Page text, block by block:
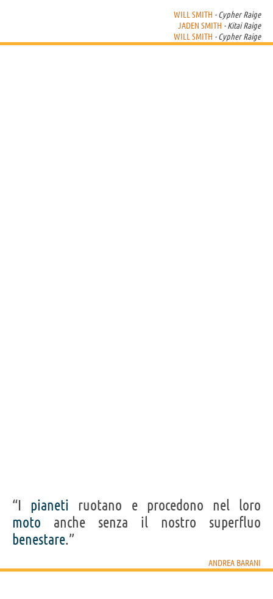
WILL SMITH - Cypher Raige
JADEN SMITH - Kitai Raige
WILL SMITH - Cypher Raige
“I pianeti ruotano e procedono nel loro
moto anche senza il nostro superfluo
benestare.”
ANDREA BARANI